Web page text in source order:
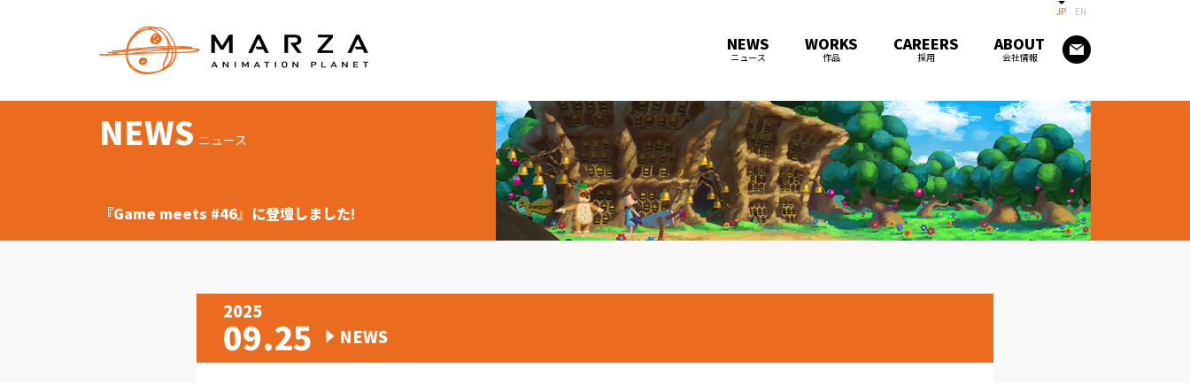
JP EN
NEWS
ニュース
WORKS
作品
CAREERS
採用
ABOUT
会社情報
NEWS ニュース
『Game meets #46』に登壇しました!
2025
09.25 NEWS